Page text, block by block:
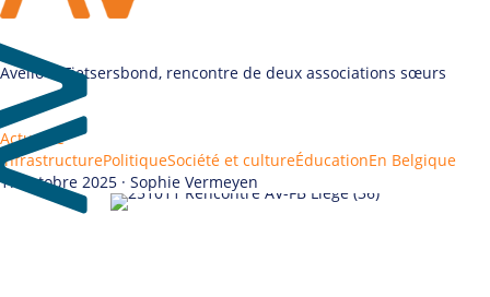
Avello & Fietsersbond, rencontre de deux associations sœurs
Actualité
InfrastructurePolitiqueSociété et cultureÉducationEn Belgique
17 octobre 2025 · Sophie Vermeyen